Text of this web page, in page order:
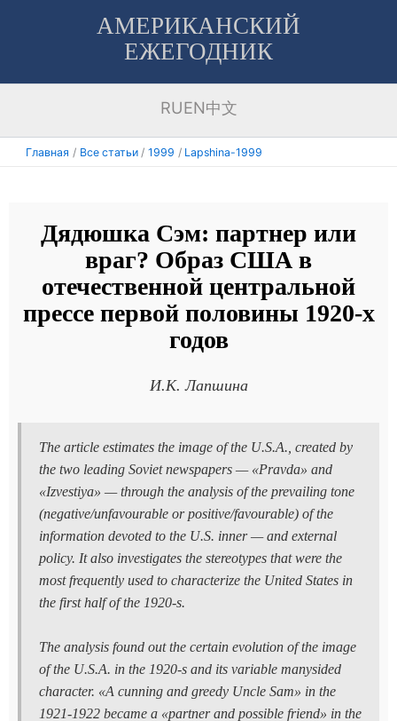
АМЕРИКАНСКИЙ
ЕЖЕГОДНИК
RUEN中文
Главная Все статьи 1999 Lapshina-1999
Дядюшка Сэм: партнер или
враг? Образ США в
отечественной центральной
прессе первой половины 1920-х
годов
И.К. Лапшина
The article estimates the image of the U.S.A., created by
the two leading Soviet newspapers — «Pravda» and
«Izvestiya» — through the analysis of the prevailing tone
(negative/unfavourable or positive/favourable) of the
information devoted to the U.S. inner — and external
policy. It also investigates the stereotypes that were the
most frequently used to characterize the United States in
the first half of the 1920-s.
The analysis found out the certain evolution of the image
of the U.S.A. in the 1920-s and its variable manysided
character. «A cunning and greedy Uncle Sam» in the
1921-1922 became a «partner and possible friend» in the